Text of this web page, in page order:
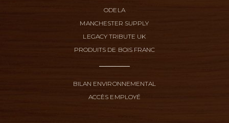
ODELA
MANCHESTER SUPPLY
LEGACY TRIBUTE UK
PRODUITS DE BOIS FRANC
BILAN ENVIRONNEMENTAL
ACCÈS EMPLOYÉ